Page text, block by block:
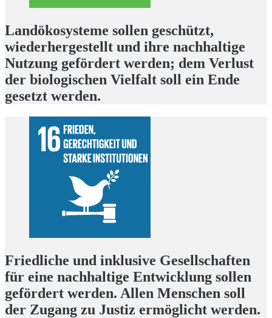
Landökosysteme sollen geschützt,
wiederhergestellt und ihre nachhaltige
Nutzung gefördert werden; dem Verlust
der biologischen Vielfalt soll ein Ende
gesetzt werden.
Friedliche und inklusive Gesellschaften
für eine nachhaltige Entwicklung sollen
gefördert werden. Allen Menschen soll
der Zugang zu Justiz ermöglicht werden.